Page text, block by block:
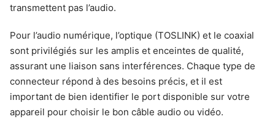
transmettent pas l’audio.
Pour l’audio numérique, l’optique (TOSLINK) et le coaxial
sont privilégiés sur les amplis et enceintes de qualité,
assurant une liaison sans interférences. Chaque type de
connecteur répond à des besoins précis, et il est
important de bien identifier le port disponible sur votre
appareil pour choisir le bon câble audio ou vidéo.